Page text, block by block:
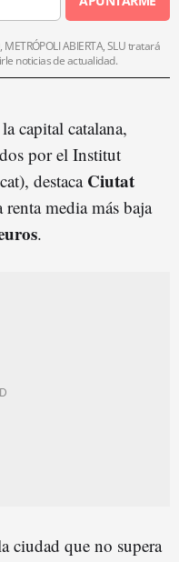
ABIERTA, SLU tratará
noticias de actualidad.
capital catalana,
por el Institut
destaca Ciutat
media más baja
.
ciudad que no supera